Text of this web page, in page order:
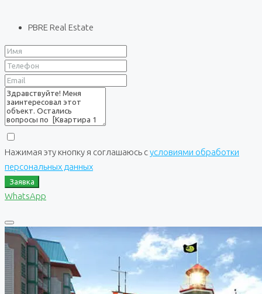
PBRE Real Estate
Нажимая эту кнопку я соглашаюсь сусловиями обработки
персональных данных
Заявка
WhatsApp